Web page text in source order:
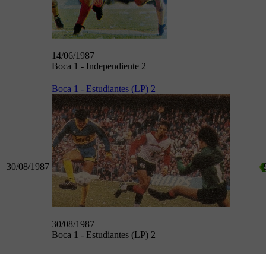
14/06/1987
Boca 1 - Independiente 2
30/08/1987
Boca 1 - Estudiantes (LP) 2
30/08/1987
Boca 1 - Estudiantes (LP) 2